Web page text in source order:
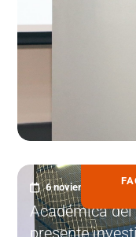
6 noviembre, 2023
Académica
presente